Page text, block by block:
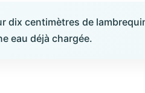
dix centimètres de
eau déjà chargée.